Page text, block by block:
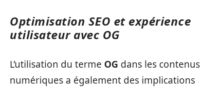
Optimisation SEO et expérience
utilisateur avec OG
L’utilisation du terme OG dans les contenus
numériques a également des implications